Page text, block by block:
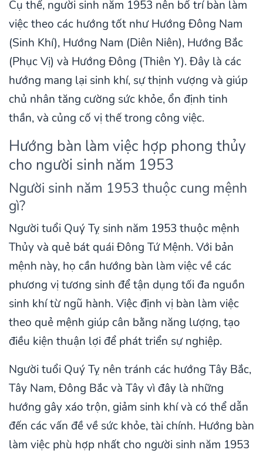
Cụ thể, người sinh năm 1953 nên bố trí bàn làm
việc theo các hướng tốt như Hướng Đông Nam
(Sinh Khí), Hướng Nam (Diên Niên), Hướng Bắc
(Phục Vị) và Hướng Đông (Thiên Y). Đây là các
hướng mang lại sinh khí, sự thịnh vượng và giúp
chủ nhân tăng cường sức khỏe, ổn định tinh
thần, và củng cố vị thế trong công việc.
Hướng bàn làm việc hợp phong thủy
cho người sinh năm 1953
Người sinh năm 1953 thuộc cung mệnh
gì?
Người tuổi Quý Tỵ sinh năm 1953 thuộc mệnh
Thủy và quẻ bát quái Đông Tứ Mệnh. Với bản
mệnh này, họ cần hướng bàn làm việc về các
phương vị tương sinh để tận dụng tối đa nguồn
sinh khí từ ngũ hành. Việc định vị bàn làm việc
theo quẻ mệnh giúp cân bằng năng lượng, tạo
điều kiện thuận lợi để phát triển sự nghiệp.
Người tuổi Quý Tỵ nên tránh các hướng Tây Bắc,
Tây Nam, Đông Bắc và Tây vì đây là những
hướng gây xáo trộn, giảm sinh khí và có thể dẫn
đến các vấn đề về sức khỏe, tài chính. Hướng bàn
làm việc phù hợp nhất cho người sinh năm 1953